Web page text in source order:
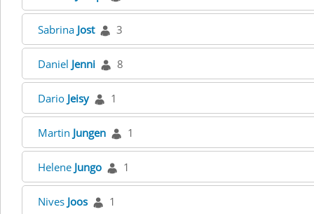
Sabrina Jost 3
Daniel Jenni 8
Dario Jeisy 1
Martin Jungen 1
Helene Jungo 1
Nives Joos 1